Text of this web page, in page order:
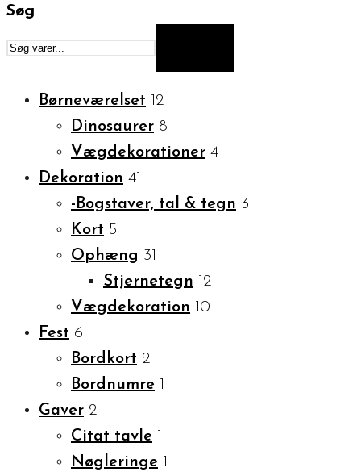
Søg
Børneværelset 12
Dinosaurer 8
Vægdekorationer 4
Dekoration 41
-Bogstaver, tal & tegn 3
Kort 5
Ophæng 31
Stjernetegn 12
Vægdekoration 10
Fest 6
Bordkort 2
Bordnumre 1
Gaver 2
Citat tavle 1
Nøgleringe 1